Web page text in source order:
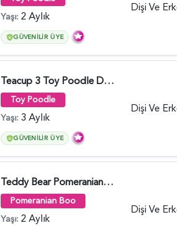
Yaşı: 2 Aylık
GÜVENILIR ÜYE
Dişi Ve
Teacup 3 Toy Poodle Dişi ve Erkek Yavru - 5963
Toy Poodle
Yaşı: 3 Aylık
GÜVENILIR ÜYE
Dişi Ve
Teddy Bear Pomeranian Boo Yavrumuz Ruhsatlı Çiftlik - 6247
Pomeranian Boo
Yaşı: 2 Aylık
Dişi Ve